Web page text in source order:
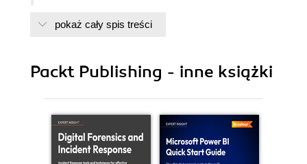
8. Building a Spread-Sheet Application
11. The Document
Print Preview
14. Dialogs, Controls and Page Setup
15. Appendix
pokaż cały spis treści
Packt Publishing - inne książki